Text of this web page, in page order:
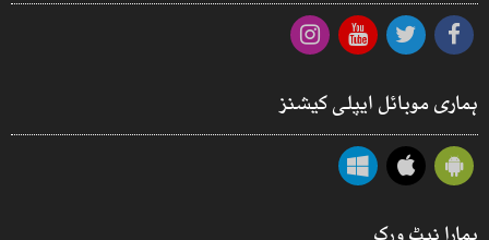
ہماری موبائل ایپلی کیشنز